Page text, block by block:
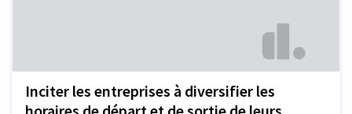
Inciter les entreprises à diversifier les